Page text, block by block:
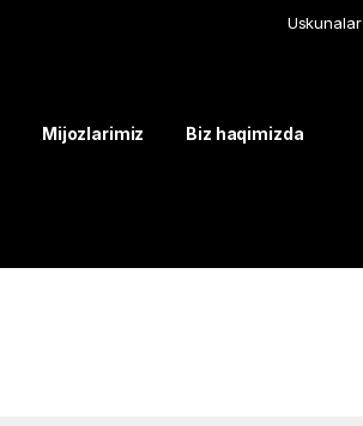
Uskunalar
Mijozlarimiz Biz haqimizda